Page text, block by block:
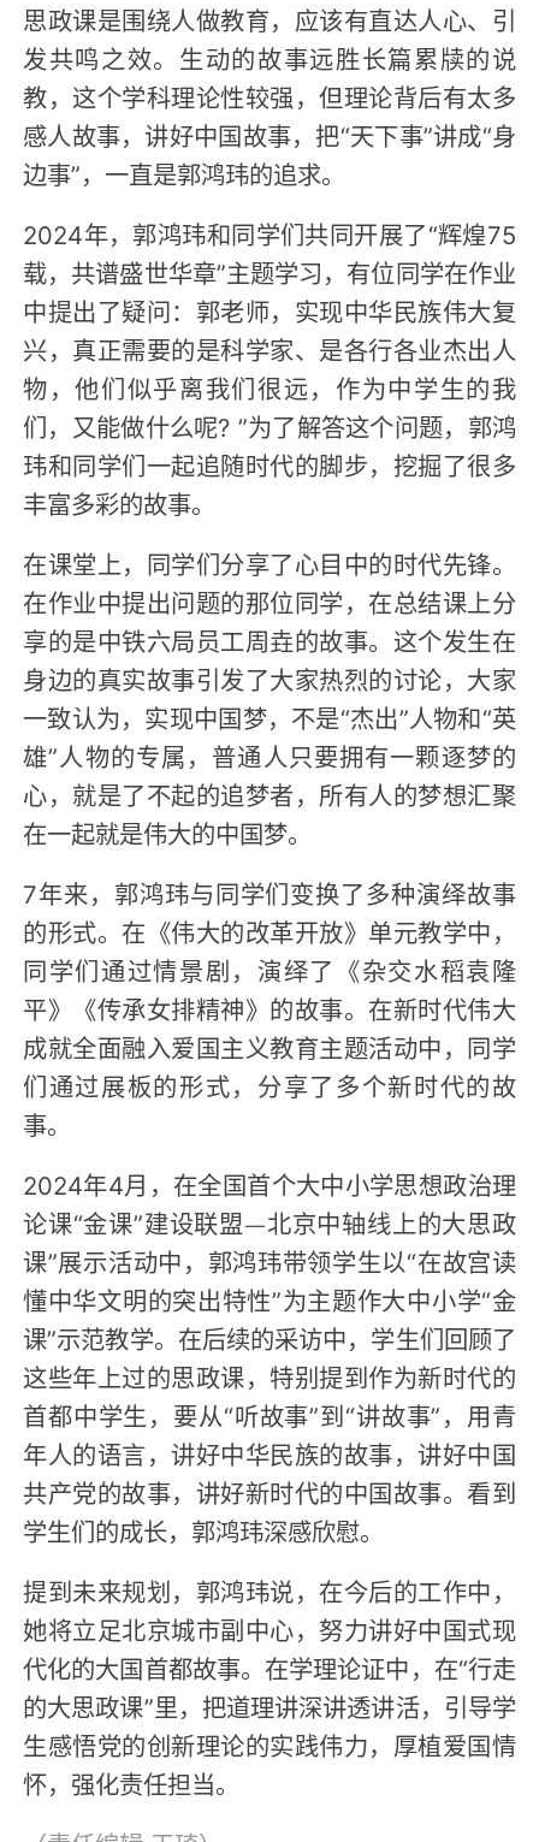
思政课是围绕人做教育，应该有直达人心、引
发共鸣之效。生动的故事远胜长篇累牍的说
教，这个学科理论性较强，但理论背后有太多
感人故事，讲好中国故事，把“天下事”讲成“身
边事”，一直是郭鸿玮的追求。
2024年，郭鸿玮和同学们共同开展了“辉煌75
载，共谱盛世华章”主题学习，有位同学在作业
中提出了疑问：郭老师，实现中华民族伟大复
兴，真正需要的是科学家、是各行各业杰出人
物，他们似乎离我们很远，作为中学生的我
们，又能做什么呢? ”为了解答这个问题，郭鸿
玮和同学们一起追随时代的脚步，挖掘了很多
丰富多彩的故事。
在课堂上，同学们分享了心目中的时代先锋。
在作业中提出问题的那位同学，在总结课上分
享的是中铁六局员工周垚的故事。这个发生在
身边的真实故事引发了大家热烈的讨论，大家
一致认为，实现中国梦，不是“杰出”人物和“英
雄”人物的专属，普通人只要拥有一颗逐梦的
心，就是了不起的追梦者，所有人的梦想汇聚
在一起就是伟大的中国梦。
7年来，郭鸿玮与同学们变换了多种演绎故事
的形式。在《伟大的改革开放》单元教学中，
同学们通过情景剧，演绎了《杂交水稻袁隆
平》《传承女排精神》的故事。在新时代伟大
成就全面融入爱国主义教育主题活动中，同学
们通过展板的形式，分享了多个新时代的故
事。
2024年4月，在全国首个大中小学思想政治理
论课“金课”建设联盟—北京中轴线上的大思政
课”展示活动中，郭鸿玮带领学生以“在故宫读
懂中华文明的突出特性”为主题作大中小学“金
课”示范教学。在后续的采访中，学生们回顾了
这些年上过的思政课，特别提到作为新时代的
首都中学生，要从“听故事”到“讲故事”，用青
年人的语言，讲好中华民族的故事，讲好中国
共产党的故事，讲好新时代的中国故事。看到
学生们的成长，郭鸿玮深感欣慰。
提到未来规划，郭鸿玮说，在今后的工作中，
她将立足北京城市副中心，努力讲好中国式现
代化的大国首都故事。在学理论证中，在“行走
的大思政课”里，把道理讲深讲透讲活，引导学
生感悟党的创新理论的实践伟力，厚植爱国情
怀，强化责任担当。